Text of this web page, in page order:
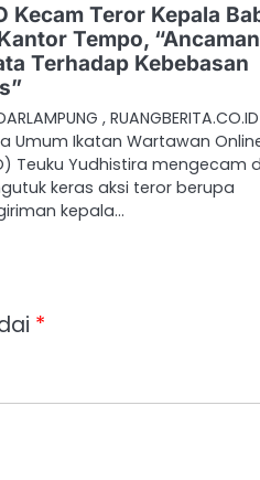
Kecam Teror Kepala
Tempo, “Ancaman
Terhadap Kebebasan
,
Umum Ikatan Wartawan
Teuku Yudhistira mengecam
keras aksi teror berupa
kepala…
*